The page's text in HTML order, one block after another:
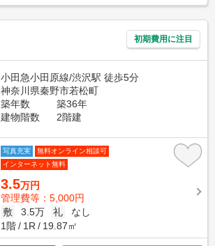
初期費用に注目
小田急小田原線/渋沢駅 徒歩5分
神奈川県秦野市若松町
築年数
築36年
建物階数
2階建
写真充実
無料オンライン相談可
インターネット無料
3.5万円
管理費等：5,000円
敷
3.5万 礼
なし
1階
1R 19.87㎡